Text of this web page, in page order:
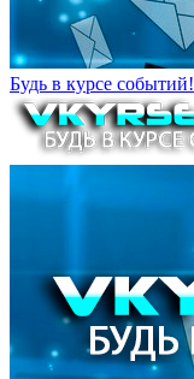
Будь в курсе событий!